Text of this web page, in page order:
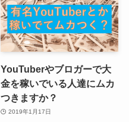
YouTuberやブロガーで大
金を稼いでいる人達にムカ
つきますか？
2019年1月17日